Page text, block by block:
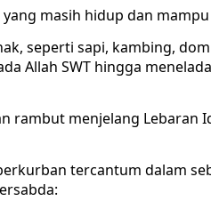
masih hidup dan
seperti sapi, kambing,
Allah SWT hingga
rambut menjelang Lebaran
tercantum dalam